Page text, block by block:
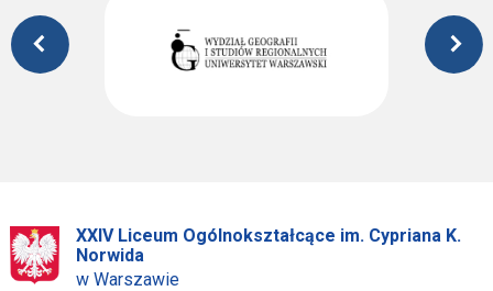
XXIV Liceum Ogólnokształcące im. Cypriana K.
Norwida
w Warszawie